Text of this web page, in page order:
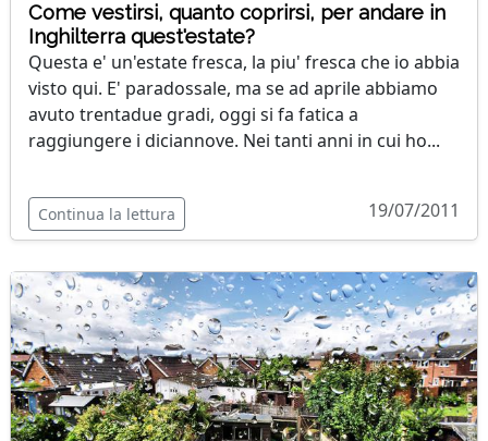
Come vestirsi, quanto coprirsi, per andare in
Inghilterra quest'estate?
Questa e' un'estate fresca, la piu' fresca che io abbia
visto qui. E' paradossale, ma se ad aprile abbiamo
avuto trentadue gradi, oggi si fa fatica a
raggiungere i diciannove. Nei tanti anni in cui ho...
Continua la lettura 19/07/2011